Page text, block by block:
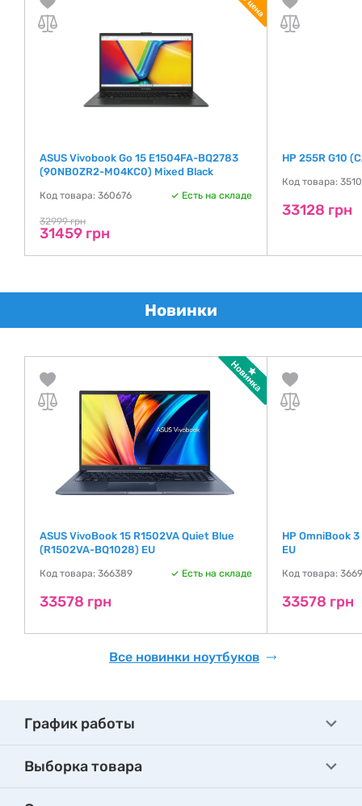
ASUS Vivobook Go 15 E1504FA-BQ2783
(90NB0ZR2-M04KC0) Mixed Black
Код товара: 360676 Есть на складе
32999 грн
31459 грн
HP 255R G10
Код товара:
33128 грн
Новинки
ASUS VivoBook 15 R1502VA Quiet Blue
(R1502VA-BQ1028) EU
Код товара: 366389 Есть на складе
33578 грн
HP OmniBook
EU
Код товара:
33578 грн
Все новинки ноутбуков
График работы
Выборка товара